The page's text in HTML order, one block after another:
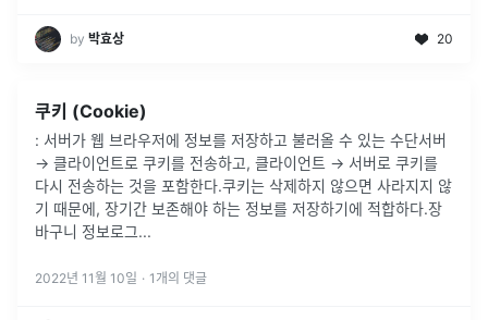
by 박효상 20
쿠키 (Cookie)
: 서버가 웹 브라우저에 정보를 저장하고 불러올 수 있는 수단서버
→ 클라이언트로 쿠키를 전송하고, 클라이언트 → 서버로 쿠키를
다시 전송하는 것을 포함한다.쿠키는 삭제하지 않으면 사라지지 않
기 때문에, 장기간 보존해야 하는 정보를 저장하기에 적합하다.장
바구니 정보로그...
2022년 11월 10일 · 1 개의 댓글